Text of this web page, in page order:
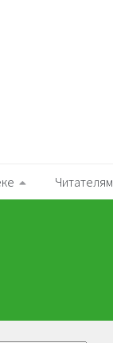
Читателям